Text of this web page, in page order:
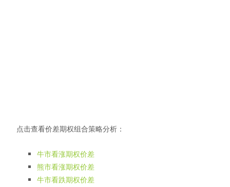
点击查看价差期权组合策略分析：
牛市看涨期权价差
熊市看涨期权价差
牛市看跌期权价差